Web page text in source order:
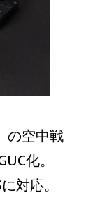
の空中戦
化。
対応。